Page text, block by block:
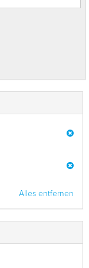
Alles entfernen